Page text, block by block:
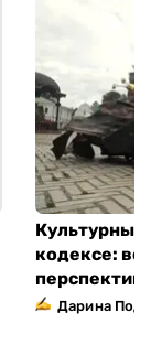
Культурный
кодексе:
Дарина